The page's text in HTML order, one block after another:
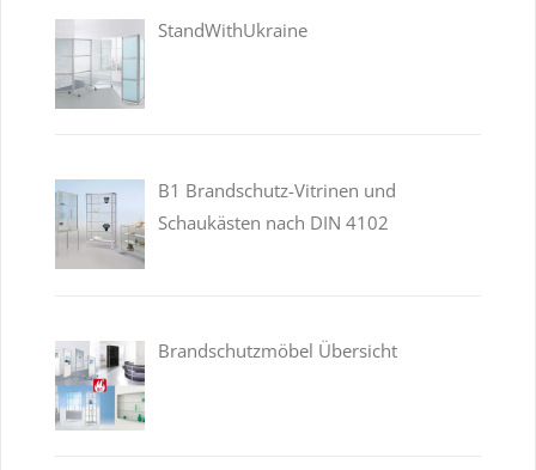
StandWithUkraine
B1 Brandschutz-Vitrinen und
Schaukästen nach DIN 4102
Brandschutzmöbel Übersicht